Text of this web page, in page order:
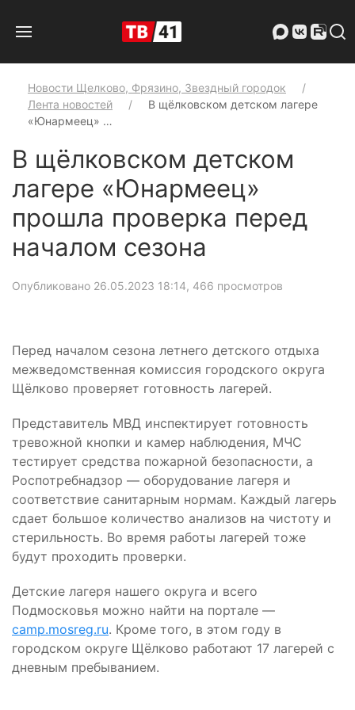
Новости Щелково, Фрязино, Звездный городок
Лента новостей
В щёлковском детском лагере
«Юнармеец» …
В щёлковском детском
лагере «Юнармеец»
прошла проверка перед
началом сезона
Опубликовано 26.05.2023 18:14, 466 просмотров
Перед началом сезона летнего детского отдыха
межведомственная комиссия городского округа
Щёлково проверяет готовность лагерей.
Представитель МВД инспектирует готовность
тревожной кнопки и камер наблюдения, МЧС
тестирует средства пожарной безопасности, а
Роспотребнадзор — оборудование лагеря и
соответствие санитарным нормам. Каждый лагерь
сдает большое количество анализов на чистоту и
стерильность. Во время работы лагерей тоже
будут проходить проверки.
Детские лагеря нашего округа и всего
Подмосковья можно найти на портале —
camp.mosreg.ru. Кроме того, в этом году в
городском округе Щёлково работают 17 лагерей с
дневным пребыванием.